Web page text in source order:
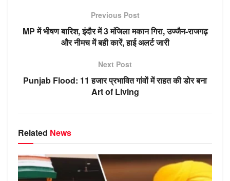
A a
m
n
g
e
b
o
o
k
dI
n
r kl
ni
Previous Post
MP में भीषण बारिश, इंदौर में 3 मंजिला मकान गिरा, उज्जैन-राजगढ़
और नीमच में बही कारें, हाई अलर्ट जारी
Next Post
Punjab Flood: 11 हजार प्रभावित गांवों में राहत की डोर बना
Art of Living
Related News